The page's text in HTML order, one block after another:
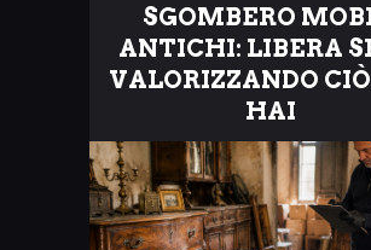
SGOMBERO
ANTICHI: LIBERA
VALORIZZANDO
HAI